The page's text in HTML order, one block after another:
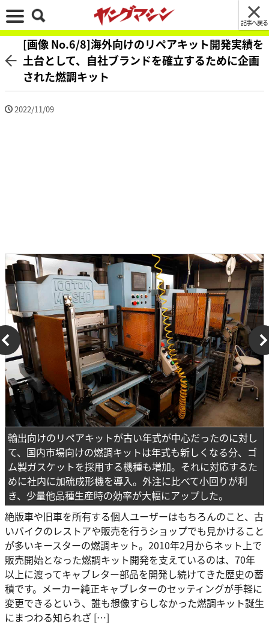
記事へ戻る
[画像 No.6/8]海外向けのリペアキット開発実績を
土台として、自社ブランドを確立するために企画
された燃調キット
2022/11/09
輸出向けのリペアキットが古い年式が中心だったのに対し
て、国内市場向けの燃調キットは年式も新しくなる分、ゴ
ム製ガスケットを採用する機種も増加。それに対応するた
めに社内に加硫成形機を導入。外注に比べて小回りが利
き、少量他品種生産時の効率が大幅にアップした。
絶版車や旧車を所有する個人ユーザーはもちろんのこと、古
いバイクのレストアや販売を行うショップでも見かけること
が多いキースターの燃調キット。2010年2月からネット上で
販売開始となった燃調キット開発を支えているのは、70年
以上に渡ってキャブレター部品を開発し続けてきた歴史の蓄
積です。メーカー純正キャブレターのセッティングが手軽に
変更できるという、誰も想像すらしなかった燃調キット誕生
にまつわる知られざ […]